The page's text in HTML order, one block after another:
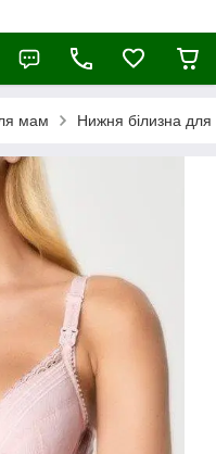
мам Нижня білизна для